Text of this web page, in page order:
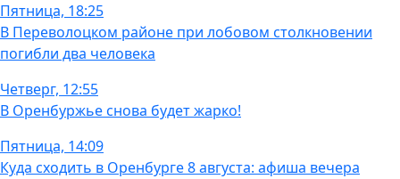
Пятница, 18:25
В Переволоцком районе при лобовом столкновении
погибли два человека
Четверг, 12:55
В Оренбуржье снова будет жарко!
Пятница, 14:09
Куда сходить в Оренбурге 8 августа: афиша вечера